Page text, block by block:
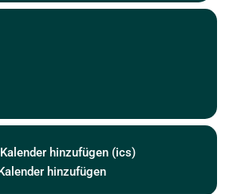
hinzufügen (ics)
hinzufügen